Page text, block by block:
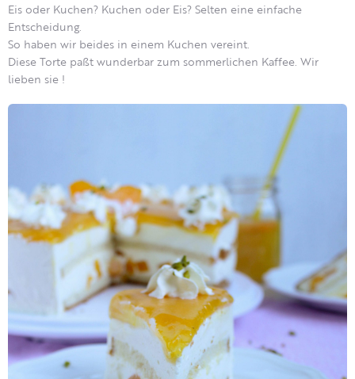
Eis oder Kuchen? Kuchen oder Eis? Selten eine einfache
Entscheidung.
So haben wir beides in einem Kuchen vereint.
Diese Torte paßt wunderbar zum sommerlichen Kaffee. Wir
lieben sie !